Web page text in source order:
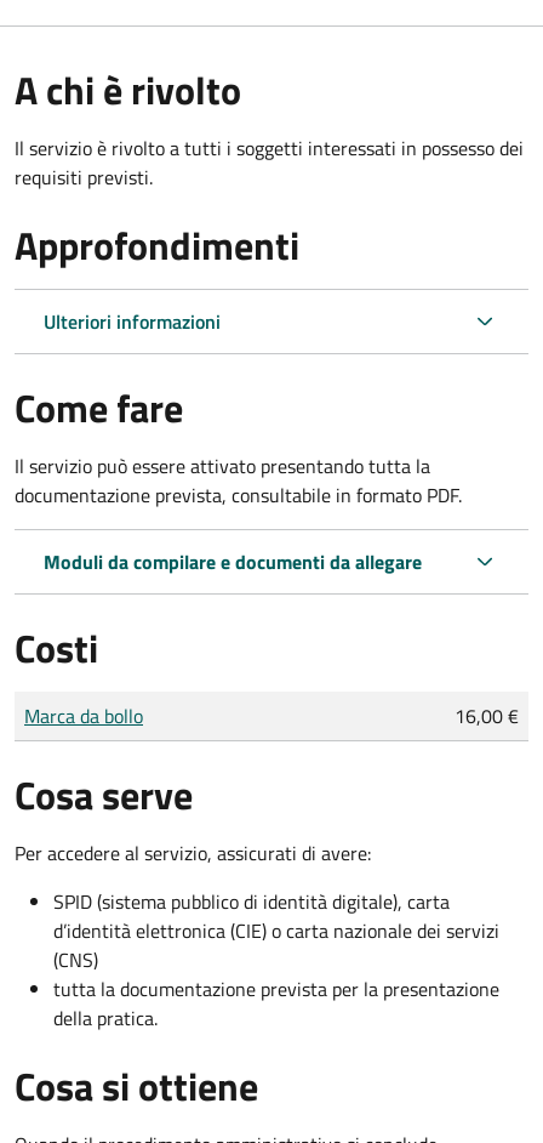
A chi è rivolto
Il servizio è rivolto a tutti i soggetti interessati in possesso dei
requisiti previsti.
Approfondimenti
Ulteriori informazioni
Come fare
Il servizio può essere attivato presentando tutta la
documentazione prevista, consultabile in formato PDF.
Moduli da compilare e documenti da allegare
Costi
Tipo di pagamento
Importo
Marca da bollo 16,00 €
Cosa serve
Per accedere al servizio, assicurati di avere:
SPID (sistema pubblico di identità digitale), carta
d’identità elettronica (CIE) o carta nazionale dei servizi
(CNS)
tutta la documentazione prevista per la presentazione
della pratica.
Cosa si ottiene